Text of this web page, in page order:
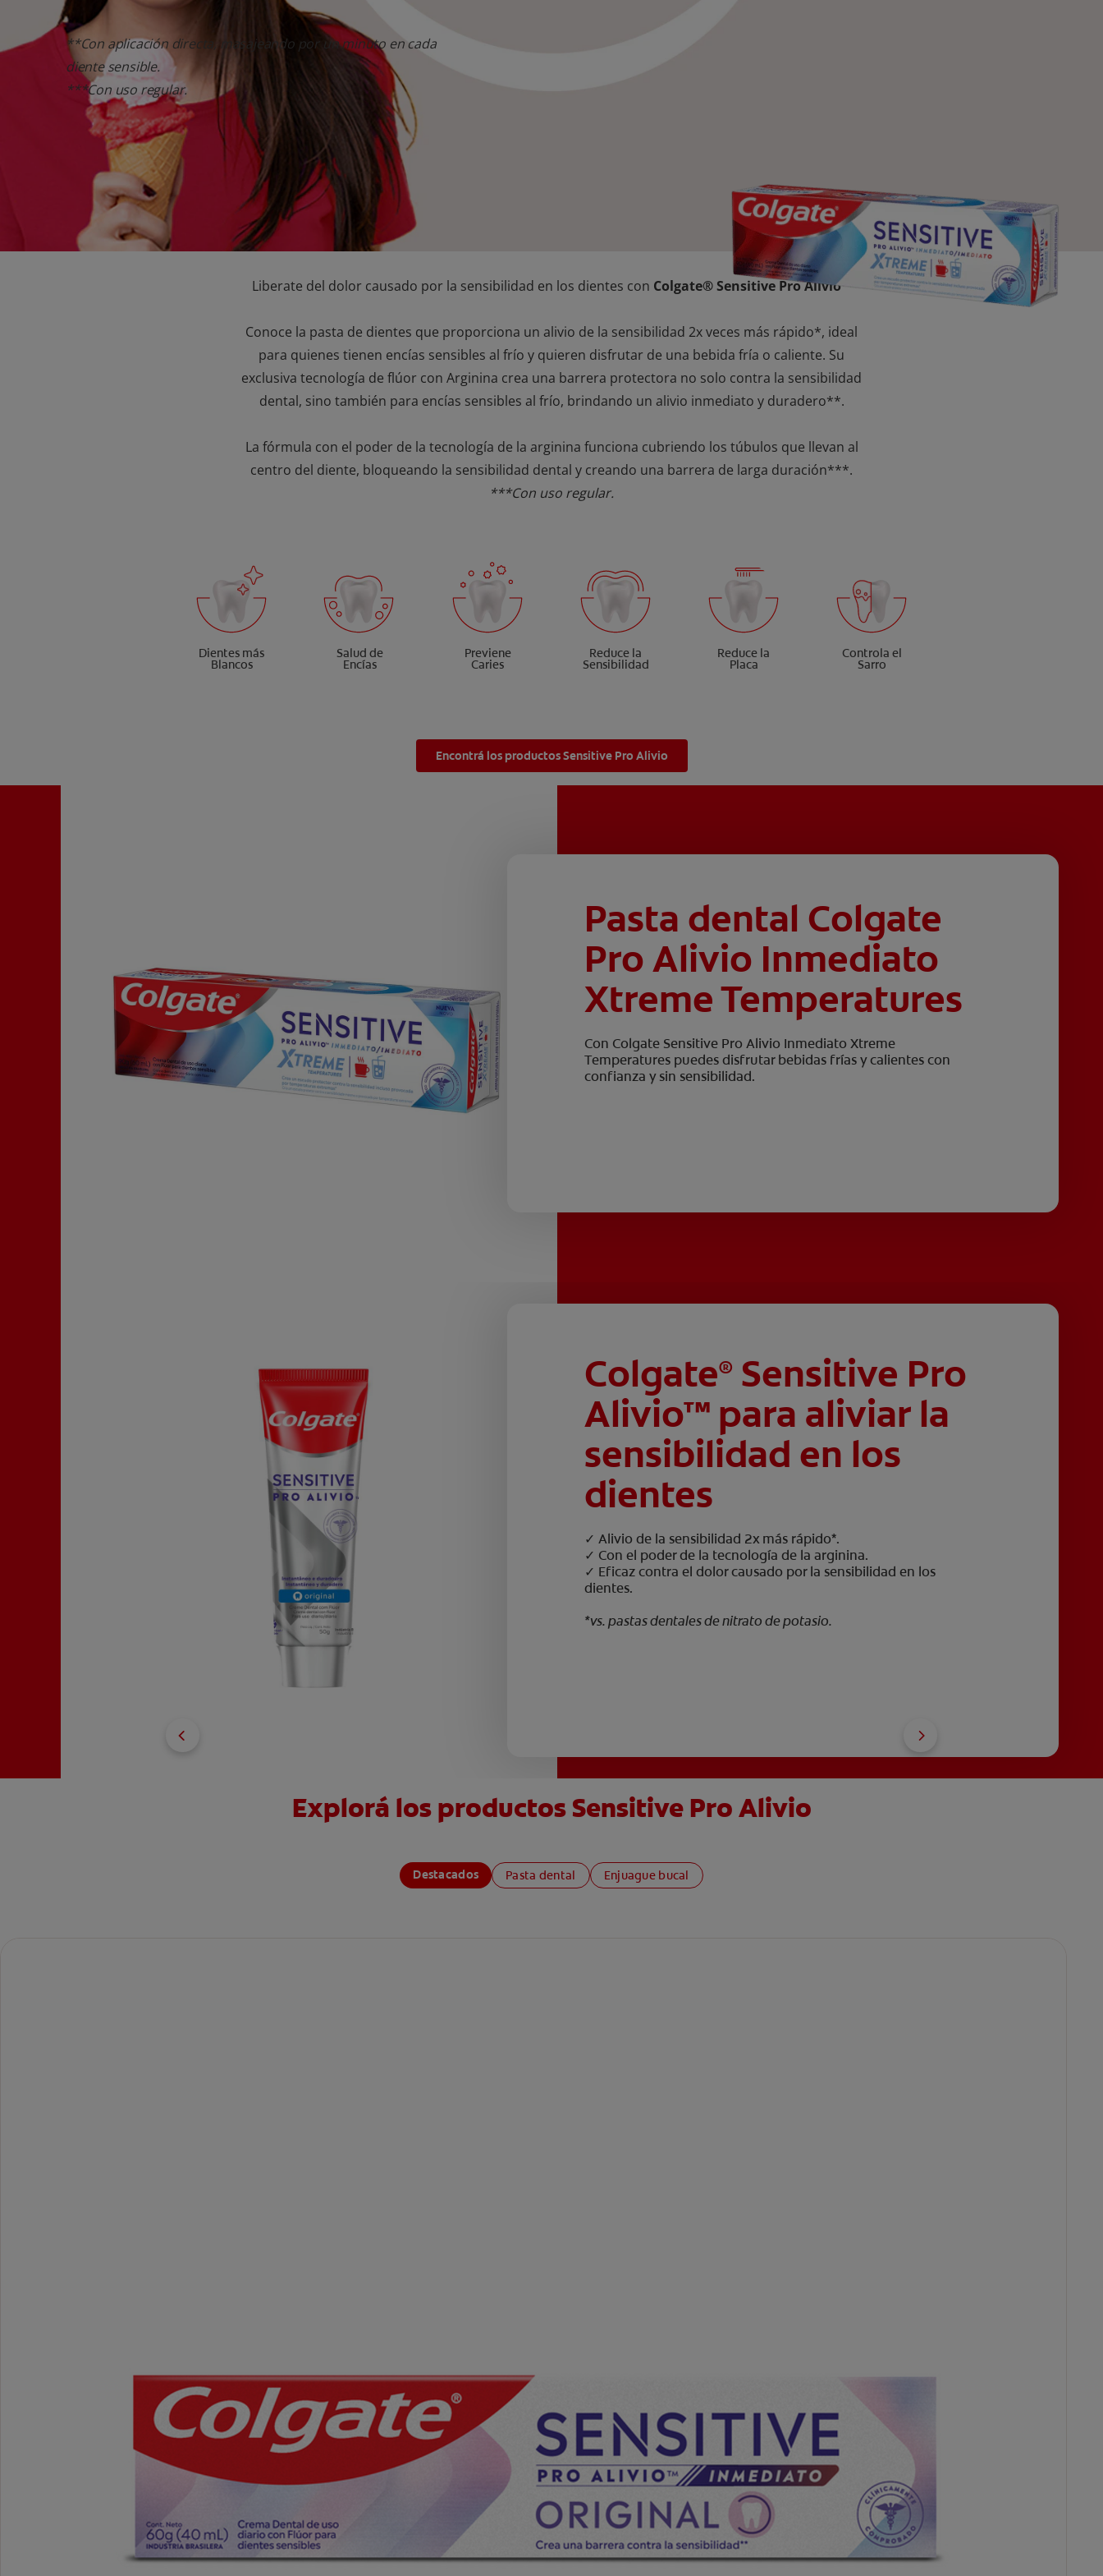
**Con aplicación directa, masajeando por un minuto en cada
diente sensible.
***Con uso regular.
Liberate del dolor causado por la sensibilidad en los dientes con Colgate® Sensitive Pro Alivio™
Conoce la pasta de dientes que proporciona un alivio de la sensibilidad 2x veces más rápido*, ideal
para quienes tienen encías sensibles al frío y quieren disfrutar de una bebida fría o caliente. Su
exclusiva tecnología de flúor con Arginina crea una barrera protectora no solo contra la sensibilidad
dental, sino también para encías sensibles al frío, brindando un alivio inmediato y duradero**.
La fórmula con el poder de la tecnología de la arginina funciona cubriendo los túbulos que llevan al
centro del diente, bloqueando la sensibilidad dental y creando una barrera de larga duración***.
***Con uso regular.
Dientes más
Blancos
Salud de
Encías
Previene
Caries
Reduce la
Sensibilidad
Reduce la
Placa
Controla el
Sarro
Encontrá los productos Sensitive Pro Alivio
Pasta dental Colgate
Pro Alivio Inmediato
Xtreme Temperatures
Con Colgate Sensitive Pro Alivio Inmediato Xtreme
Temperatures puedes disfrutar bebidas frías y calientes con
confianza y sin sensibilidad.
Colgate® Sensitive Pro
Alivio™ para aliviar la
sensibilidad en los
dientes
✓︎ Alivio de la sensibilidad 2x más rápido*.
✓︎ Con el poder de la tecnología de la arginina.
✓︎ Eficaz contra el dolor causado por la sensibilidad en los
dientes.
*vs. pastas dentales de nitrato de potasio.
Explorá los productos Sensitive Pro Alivio
Destacados Pasta dental Enjuague bucal